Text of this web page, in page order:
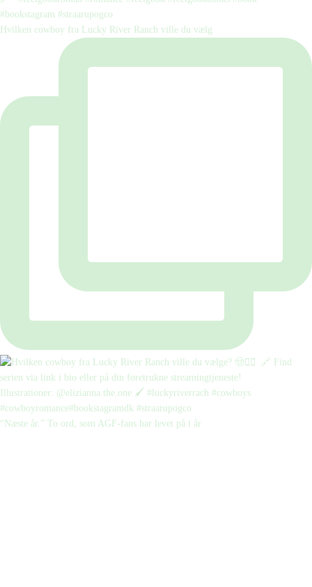
Hvilken cowboy fra Lucky River Ranch ville du vælg
“Næste år.” To ord, som AGF-fans har levet på i år